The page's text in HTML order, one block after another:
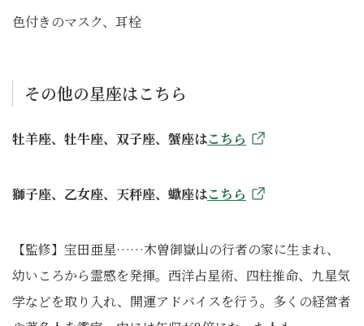
色付きのマスク、耳栓
その他の星座はこちら
牡羊座、牡牛座、双子座、蟹座はこちら
獅子座、乙女座、天秤座、蠍座はこちら
【監修】宝田亜星……木曽御嶽山の行者の家に生まれ、
幼いころから霊感を発揮。西洋占星術、四柱推命、九星気
学などを取り入れ、開運アドバイスを行う。多くの経営者